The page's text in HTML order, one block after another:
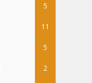
5
11
5
2